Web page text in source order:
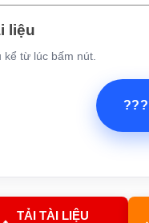
liệu
từ lúc bấm nút.
TẢI TÀI LIỆU